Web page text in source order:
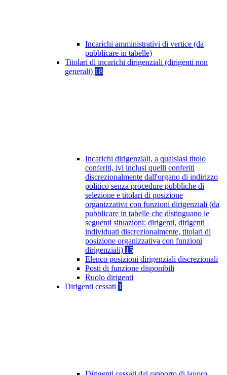
Incarichi amministrativi di vertice (da
pubblicare in tabelle)
Titolari di incarichi dirigenziali (dirigenti non
generali) 18
Incarichi dirigenziali, a qualsiasi titolo
conferiti, ivi inclusi quelli conferiti
discrezionalmente dall'organo di indirizzo
politico senza procedure pubbliche di
selezione e titolari di posizione
organizzativa con funzioni dirigenziali (da
pubblicare in tabelle che distinguano le
seguenti situazioni: dirigenti, dirigenti
individuati discrezionalmente, titolari di
posizione organizzativa con funzioni
dirigenziali) 15
Elenco posizioni dirigenziali discrezionali
Posti di funzione disponibili
Ruolo dirigenti
Dirigenti cessati 1